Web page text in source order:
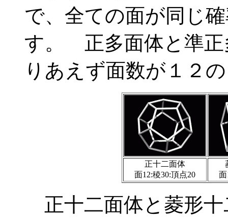
で、全ての面が同じ
す。 正多面体と準正
りあえず面数が１２
正十二面体
面12:稜30:頂点20
面
正十二面体と菱形十